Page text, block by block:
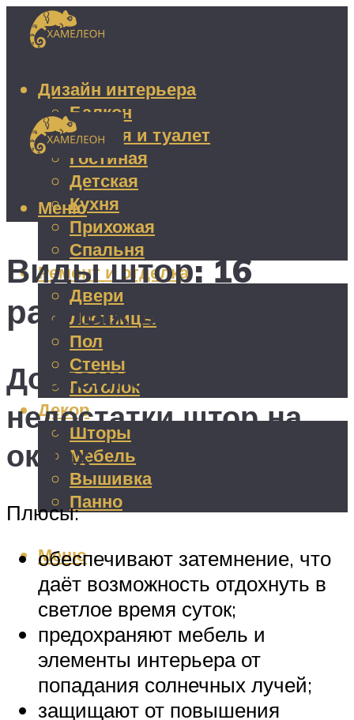
Дизайн интерьера
Балкон
Ванная и туалет
Гостиная
Детская
Кухня
Прихожая
Спальня
Ремонт и отделка
Двери
Лестницы
Пол
Стены
Потолок
Декор
Шторы
Мебель
Вышивка
Панно
Меню
Меню
Виды штор: 16
разных вариантов
Достоинства и
недостатки штор на
окнах
Плюсы:
обеспечивают затемнение, что
даёт возможность отдохнуть в
светлое время суток;
предохраняют мебель и
элементы интерьера от
попадания солнечных лучей;
защищают от повышения